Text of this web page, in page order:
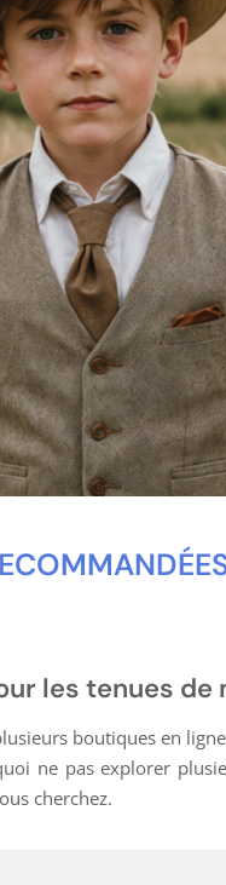
les tenues de
boutiques en
ne pas explorer
cherchez.